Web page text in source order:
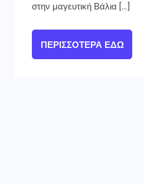
στην μαγευτική Βάλια […]
ΠΕΡΙΣΣΌΤΕΡΑ ΕΔΏ